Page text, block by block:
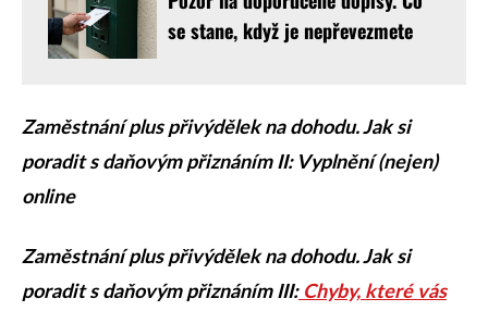
se stane, když je nepřevezmete
Zaměstnání plus přivýdělek na dohodu. Jak si
poradit s daňovým přiznáním II: Vyplnění (nejen)
online
Zaměstnání plus přivýdělek na dohodu. Jak si
poradit s daňovým přiznáním III:Chyby, které vás